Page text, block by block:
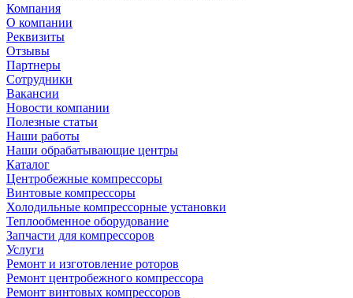
Компания
О компании
Реквизиты
Отзывы
Партнеры
Сотрудники
Вакансии
Новости компании
Полезные статьи
Наши работы
Наши обрабатывающие центры
Каталог
Центробежные компрессоры
Винтовые компрессоры
Холодильные компрессорные установки
Теплообменное оборудование
Запчасти для компрессоров
Услуги
Ремонт и изготовление роторов
Ремонт центробежного компрессора
Ремонт винтовых компрессоров